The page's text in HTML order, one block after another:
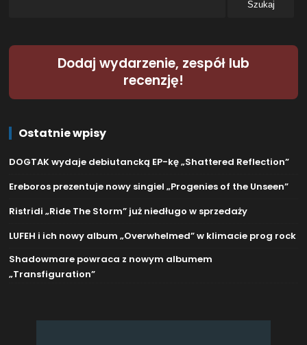
Dodaj wydarzenie, zespół lub
recenzję!
Ostatnie wpisy
DOGTAK wydaje debiutancką EP-kę „Shattered Reflection”
Ereboros prezentuje nowy singiel „Progenies of the Unseen”
Ristridi „Ride The Storm” już niedługo w sprzedaży
LUFEH i ich nowy album „Overwhelmed” w klimacie prog rock
Shadowmare powraca z nowym albumem
„Transfiguration”